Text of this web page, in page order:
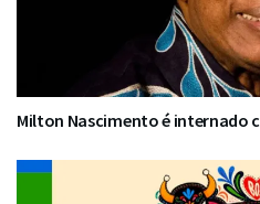
Milton Nascimento é internado